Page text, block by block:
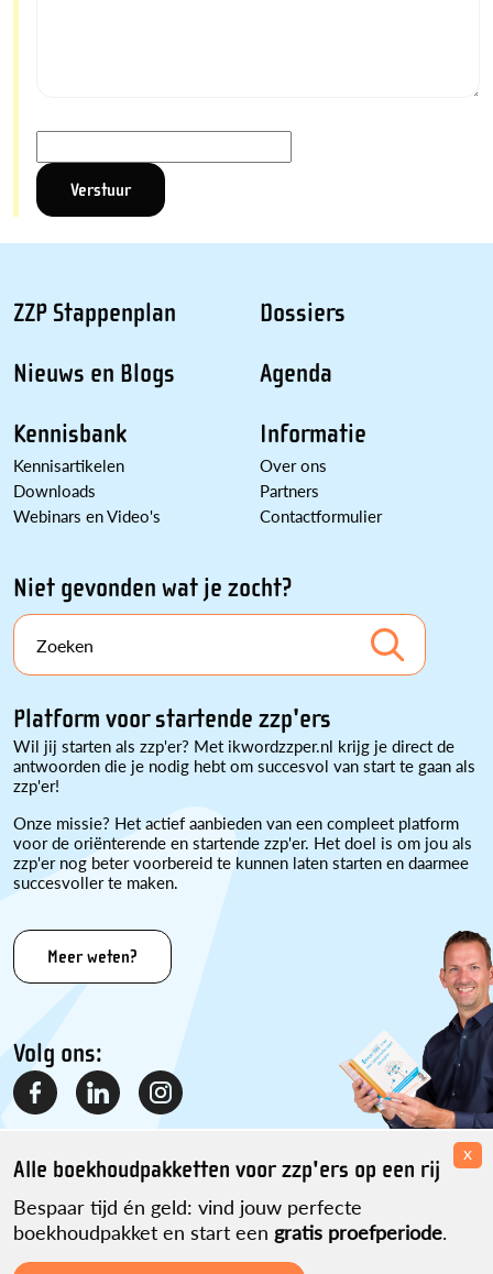
ZZP Stappenplan
Nieuws en Blogs
Kennisbank
Kennisartikelen
Downloads
Webinars en Video's
Dossiers
Agenda
Informatie
Over ons
Partners
Contactformulier
Niet gevonden wat je zocht?
Zoeken
Platform voor startende zzp'ers
Wil jij starten als zzp'er? Met ikwordzzper.nl krijg je direct de
antwoorden die je nodig hebt om succesvol van start te gaan als
zzp'er!
Onze missie? Het actief aanbieden van een compleet platform
voor de oriënterende en startende zzp'er. Het doel is om jou als
zzp'er nog beter voorbereid te kunnen laten starten en daarmee
succesvoller te maken.
Meer weten?
Volg ons:
Disclaimer Over ons Contact
Sitemap
Alle boekhoudpakketten voor zzp'ers op een rij
Bespaar tijd én geld: vind jouw perfecte
boekhoudpakket en start een gratis proefperiode.
x